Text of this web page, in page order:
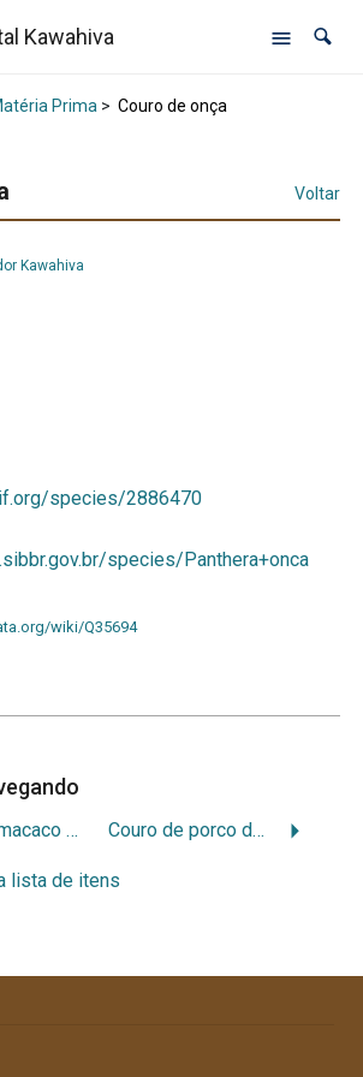
Kawahiva
Prima> Couro de onça
Voltar
Kawahiva
species/2886470
species/Panthera+onca
wiki/Q35694
Couro de macaco guariba Couro de porco do mato
lista de itens